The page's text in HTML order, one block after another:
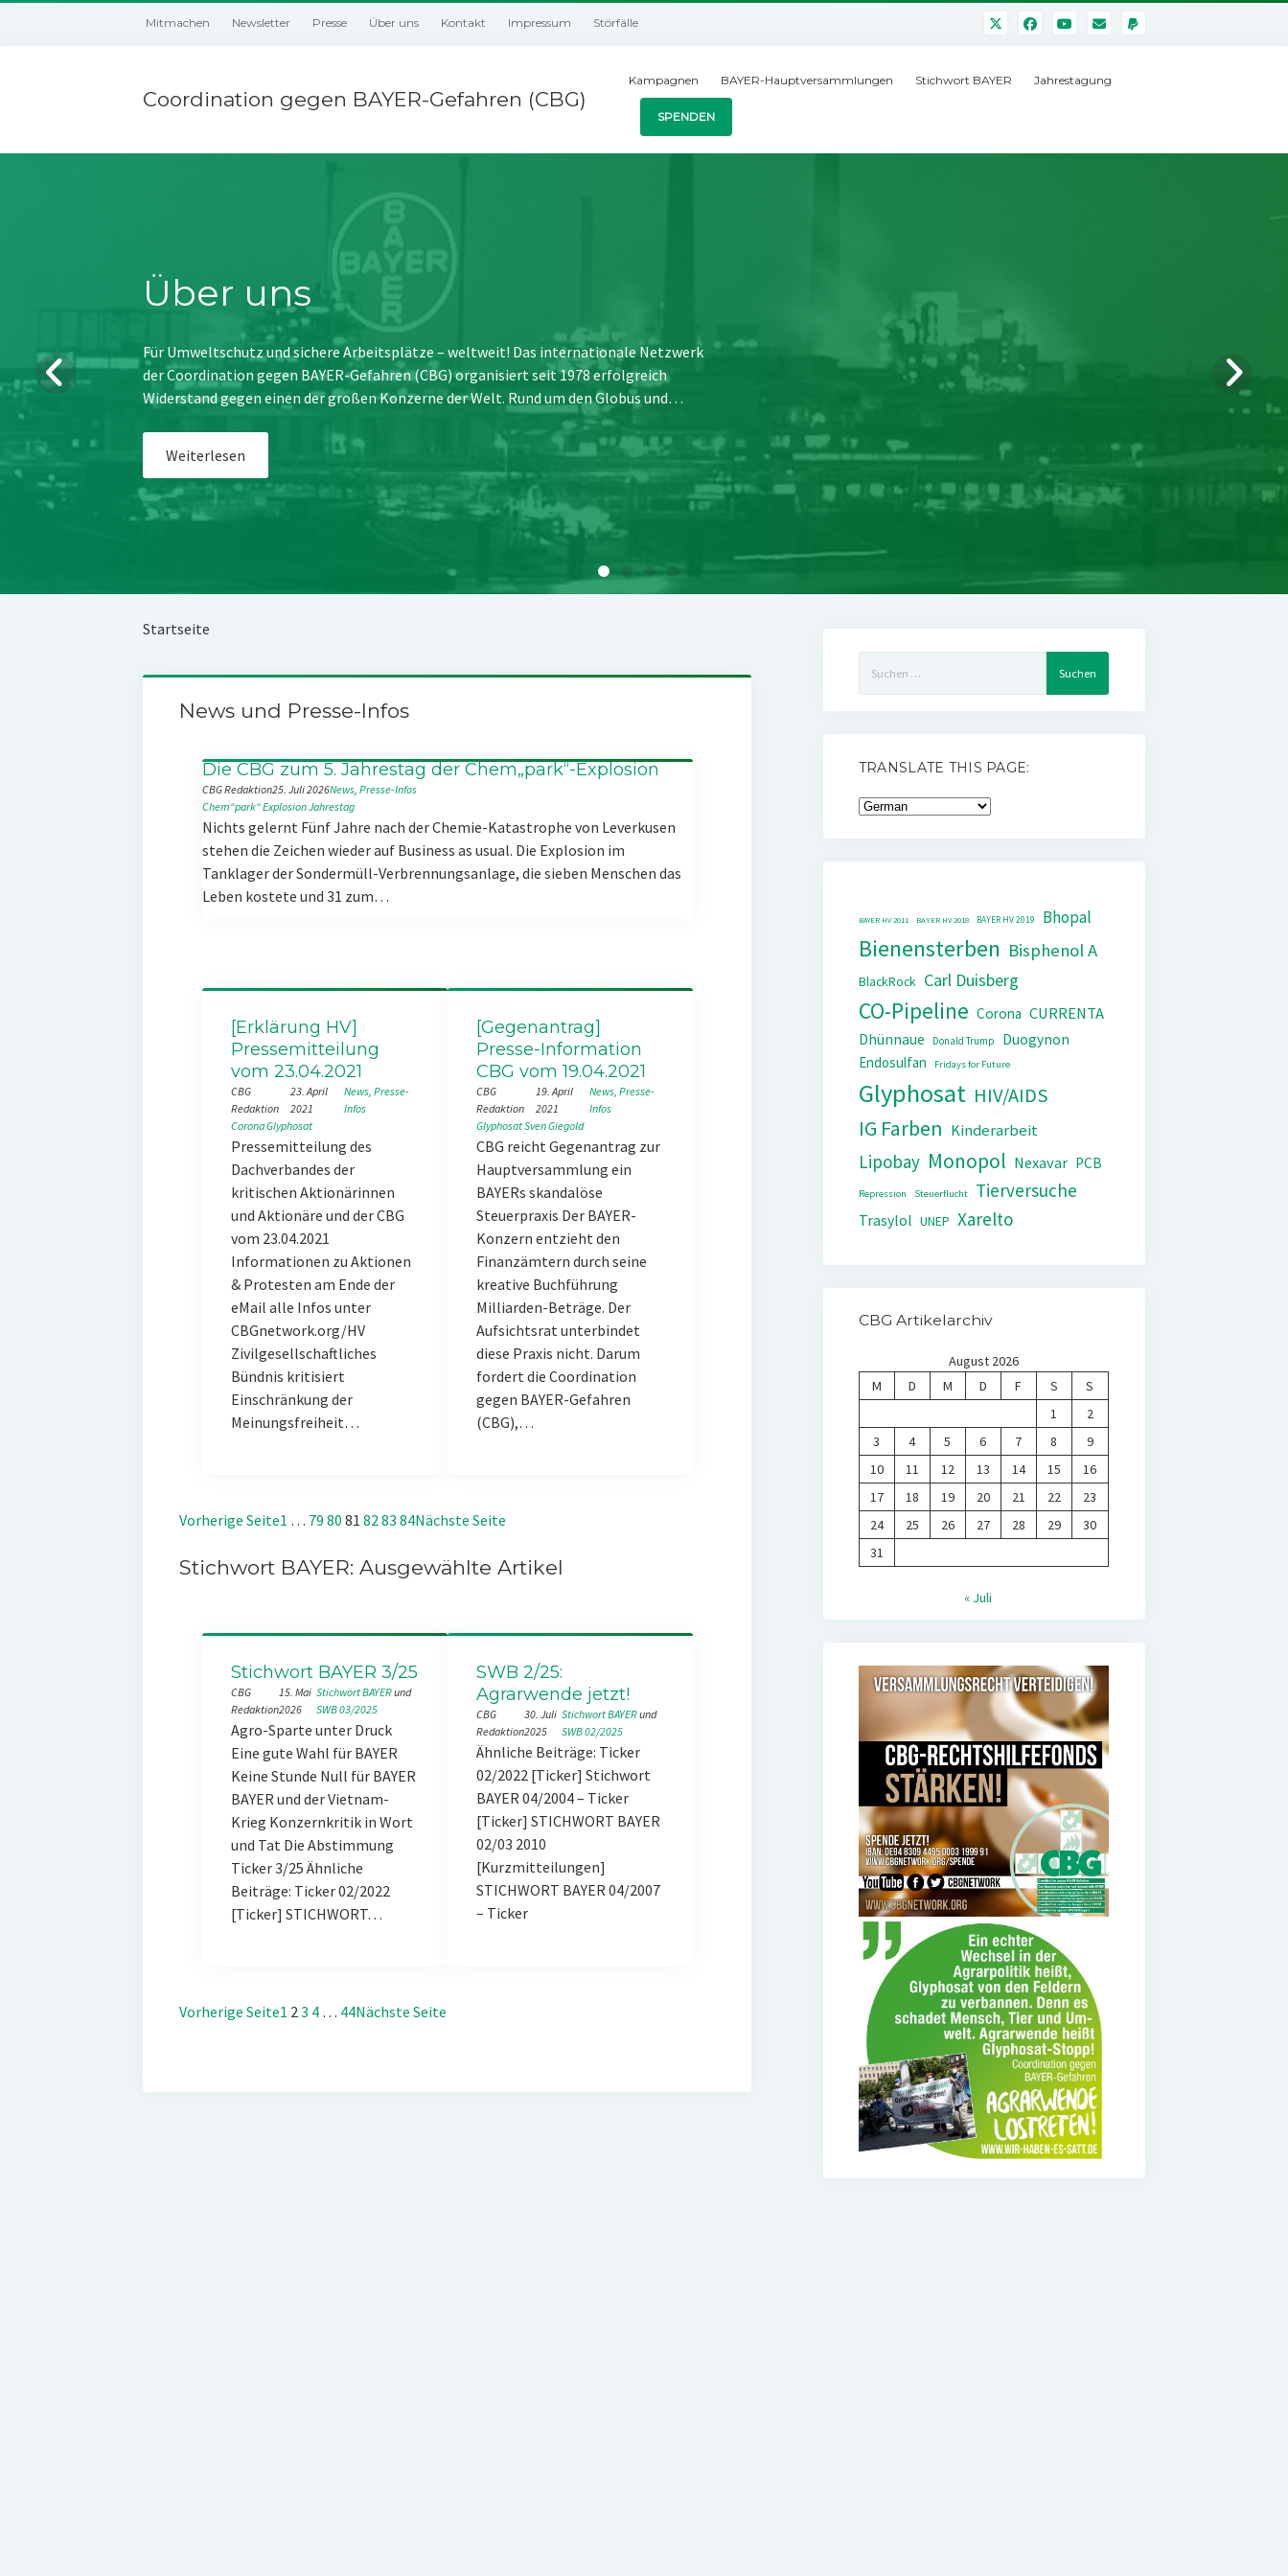
Mitmachen Newsletter Presse Über uns Kontakt Impressum Störfälle
Coordination gegen BAYER-Gefahren (CBG)
Kampagnen BAYER-Hauptversammlungen Stichwort BAYER Jahrestagung
SPENDEN
Über uns
Für Umweltschutz und sichere Arbeitsplätze – weltweit! Das internationale Netzwerk
der Coordination gegen BAYER-Gefahren (CBG) organisiert seit 1978 erfolgreich
Widerstand gegen einen der großen Konzerne der Welt. Rund um den Globus und…
Weiterlesen
Startseite
News und Presse-Infos
Die CBG zum 5. Jahrestag der Chem„park“-Explosion
CBG Redaktion25. Juli 2026News, Presse-Infos
Chem“park“ExplosionJahrestag
Nichts gelernt Fünf Jahre nach der Chemie-Katastrophe von Leverkusen
stehen die Zeichen wieder auf Business as usual. Die Explosion im
Tanklager der Sondermüll-Verbrennungsanlage, die sieben Menschen das
Leben kostete und 31 zum…
[Erklärung HV]
Pressemitteilung
vom 23.04.2021
CBG
Redaktion
23. April
2021
News, Presse-
Infos
CoronaGlyphosat
Pressemitteilung des
Dachverbandes der
kritischen Aktionärinnen
und Aktionäre und der CBG
vom 23.04.2021
Informationen zu Aktionen
& Protesten am Ende der
eMail alle Infos unter
CBGnetwork.org/HV
Zivilgesellschaftliches
Bündnis kritisiert
Einschränkung der
Meinungsfreiheit…
[Gegenantrag]
Presse-Information
CBG vom 19.04.2021
CBG
Redaktion
19. April
2021
News, Presse-
Infos
GlyphosatSven Giegold
CBG reicht Gegenantrag zur
Hauptversammlung ein
BAYERs skandalöse
Steuerpraxis Der BAYER-
Konzern entzieht den
Finanzämtern durch seine
kreative Buchführung
Milliarden-Beträge. Der
Aufsichtsrat unterbindet
diese Praxis nicht. Darum
fordert die Coordination
gegen BAYER-Gefahren
(CBG),…
Vorherige Seite1 … 79 80 81 8283 84Nächste Seite
Stichwort BAYER: Ausgewählte Artikel
Stichwort BAYER 3/25
CBG
Redaktion
15. Mai
2026
Stichwort BAYER
und
SWB 03/2025
Agro-Sparte unter Druck
Eine gute Wahl für BAYER
Keine Stunde Null für BAYER
BAYER und der Vietnam-
Krieg Konzernkritik in Wort
und Tat Die Abstimmung
Ticker 3/25 Ähnliche
Beiträge: Ticker 02/2022
[Ticker] STICHWORT…
SWB 2/25:
Agrarwende jetzt!
CBG
Redaktion
30. Juli
2025
Stichwort BAYER
und
SWB 02/2025
Ähnliche Beiträge: Ticker
02/2022 [Ticker] Stichwort
BAYER 04/2004 – Ticker
[Ticker] STICHWORT BAYER
02/03 2010
[Kurzmitteilungen]
STICHWORT BAYER 04/2007
– Ticker
Vorherige Seite1 2 3 4 … 44Nächste Seite
nach:
TRANSLATE THIS PAGE:
BAYER HV 2011 BAYER HV 2018 BAYER HV 2019 Bhopal
Bienensterben Bisphenol A
BlackRock Carl Duisberg
CO-Pipeline Corona CURRENTA
Dhünnaue Donald Trump
Duogynon
Endosulfan
Fridays for Future
Glyphosat HIV/AIDS
IG Farben Kinderarbeit
Lipobay Monopol Nexavar PCB
Repression Steuerflucht Tierversuche
Trasylol UNEP Xarelto
CBG Artikelarchiv
August 2026
M
D M D F S
S
1
2
3
4 5 6 7 8
9
10
11 12 13 14 15
16
17
18 19 20 21 22
23
24
25 26 27 28 29
30
31
« Juli